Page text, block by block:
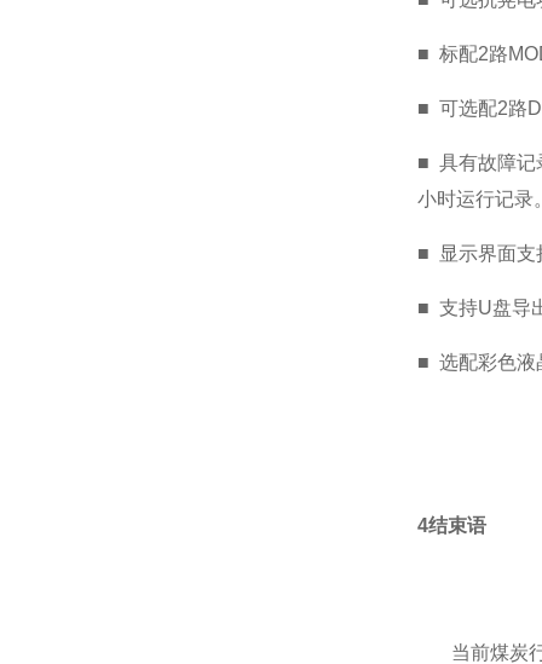
■ 标配2路
■ 可选配2路
■ 具有故障记
小时运行记录
■ 显示界面支
■ 支持U盘导
■ 选配彩色液
4结束语
当前煤炭